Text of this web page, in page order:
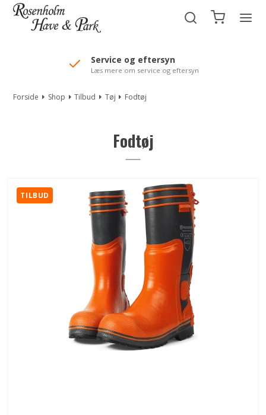
//Mailchimp autofill selected "Pakke"
Service og eftersyn
Læs mere om service og eftersyn
Forside Shop Tilbud Tøj Fodtøj
Fodtøj
TILBUD